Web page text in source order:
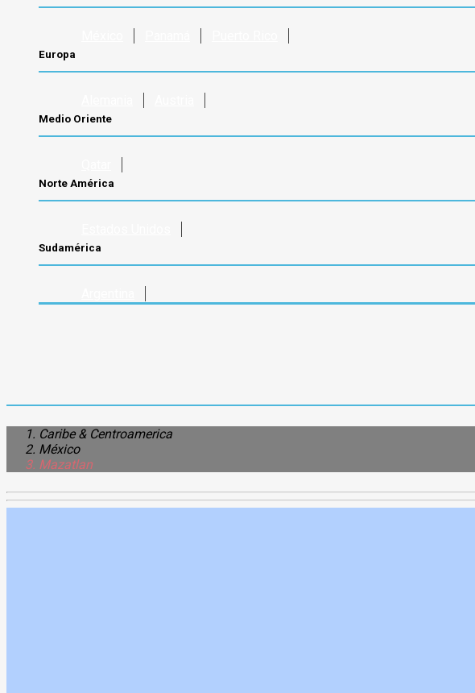
Europa
Medio Oriente
Norte América
Sudamérica
Caribe & Centroamerica
México
Mazatlan